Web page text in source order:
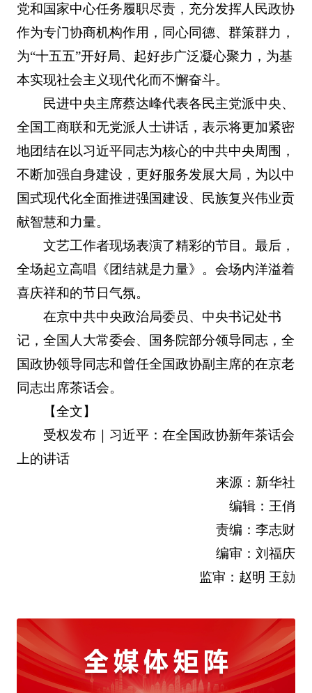
党和国家中心任务履职尽责，充分发挥人民政协
作为专门协商机构作用，同心同德、群策群力，
为“十五五”开好局、起好步广泛凝心聚力，为基
本实现社会主义现代化而不懈奋斗。
民进中央主席蔡达峰代表各民主党派中央、
全国工商联和无党派人士讲话，表示将更加紧密
地团结在以习近平同志为核心的中共中央周围，
不断加强自身建设，更好服务发展大局，为以中
国式现代化全面推进强国建设、民族复兴伟业贡
献智慧和力量。
文艺工作者现场表演了精彩的节目。最后，
全场起立高唱《团结就是力量》。会场内洋溢着
喜庆祥和的节日气氛。
在京中共中央政治局委员、中央书记处书
记，全国人大常委会、国务院部分领导同志，全
国政协领导同志和曾任全国政协副主席的在京老
同志出席茶话会。
【全文】
受权发布｜习近平：在全国政协新年茶话会
上的讲话
来源：新华社
编辑：王俏
责编：李志财
编审：刘福庆
监审：赵明 王勍